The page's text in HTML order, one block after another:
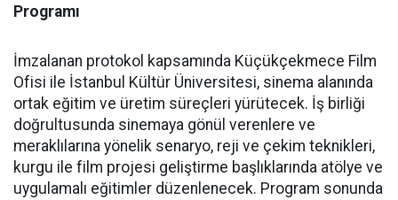
Programı
İmzalanan protokol kapsamında Küçükçekmece Film
Ofisi ile İstanbul Kültür Üniversitesi, sinema alanında
ortak eğitim ve üretim süreçleri yürütecek. İş birliği
doğrultusunda sinemaya gönül verenlere ve
meraklılarına yönelik senaryo, reji ve çekim teknikleri,
kurgu ile film projesi geliştirme başlıklarında atölye ve
uygulamalı eğitimler düzenlenecek. Program sonunda